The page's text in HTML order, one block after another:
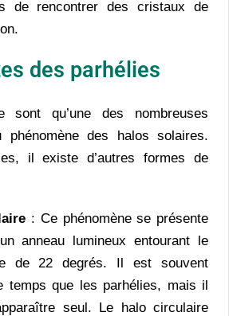
de rencontrer des cristaux de
des parhélies
sont qu’une des nombreuses
phénomène des halos solaires.
il existe d’autres formes de
: Ce phénomène se présente
anneau lumineux entourant le
de 22 degrés. Il est souvent
temps que les parhélies, mais il
seul. Le halo circulaire